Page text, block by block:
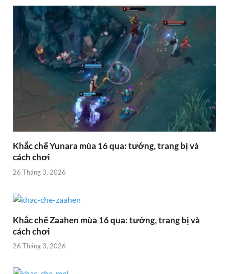
Khắc chế Yunara mùa 16 qua: tướng, trang bị và
cách chơi
26 Tháng 3, 2026
Khắc chế Zaahen mùa 16 qua: tướng, trang bị và
cách chơi
26 Tháng 3, 2026